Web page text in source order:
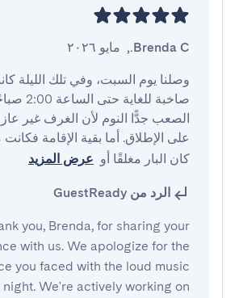
Brenda C.
, مايو ٢٠٢٦
كان البار مغلقًا أو عرض المزيد
الرد من GuestReady
you, Brenda, for sharing your
with us. We apologize for the
you faced with the loud music
We're actively working on